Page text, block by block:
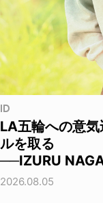
ID
LA五輪への意
ルを取る
──IZURU
2026.08.05